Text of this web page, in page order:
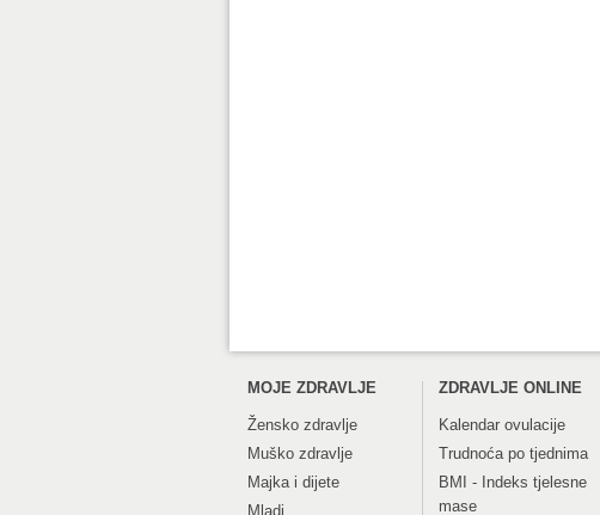
MOJE ZDRAVLJE
Žensko zdravlje
Muško zdravlje
Majka i dijete
Mladi
ZDRAVLJE ONLINE
Kalendar ovulacije
Trudnoća po tjednima
BMI - Indeks tjelesne
mase